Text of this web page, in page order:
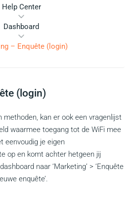
Help Center
Dashboard
– Enquête (login)
(login)
methoden, kan er ook een vragenlijst
waarmee toegang tot de WiFi mee
eenvoudig je eigen
op en komt achter hetgeen jij
naar ‘Marketing’ > ‘Enquête
enquête’.